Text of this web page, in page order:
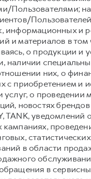
Пользователями;
информационных и
и материалов в том
о продукции и
наличии
них, о
с приобретением и
услуг, о проведении
новостях
TANK, уведомлений
кампаниях,
в области
в